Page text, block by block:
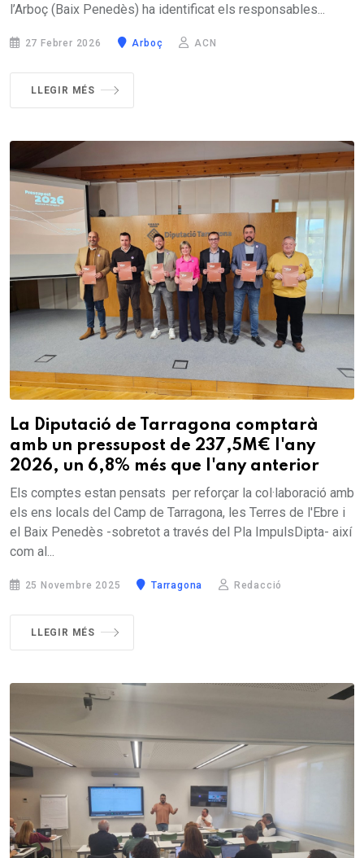
l’Arboç (Baix Penedès) ha identificat els responsables...
27 Febrer 2026 Arboç ACN
LLEGIR MÉS
La Diputació de Tarragona comptarà
amb un pressupost de 237,5M€ l'any
2026, un 6,8% més que l'any anterior
Els comptes estan pensats per reforçar la col·laboració amb
els ens locals del Camp de Tarragona, les Terres de l'Ebre i
el Baix Penedès -sobretot a través del Pla ImpulsDipta- així
com al...
25 Novembre 2025 Tarragona Redacció
LLEGIR MÉS